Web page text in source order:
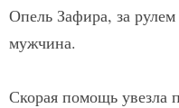
Опель Зафира, за
мужчина.
Скорая помощь увезла